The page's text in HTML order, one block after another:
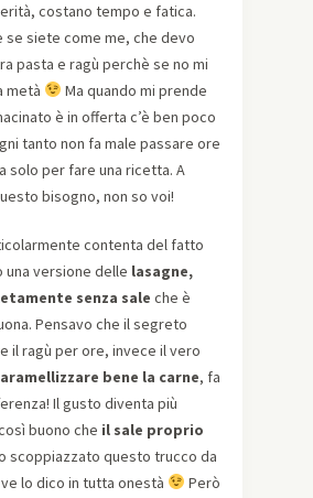
costano tempo e fatica.
se siete come me, che devo
pasta e ragù perchè se no mi
metà
Ma quando mi prende
è in offerta c’è ben poco
tanto non fa male passare ore
solo per fare una ricetta. A
bisogno, non so voi!
contenta del fatto
una versione delle lasagne,
senza sale che è
Pensavo che il segreto
il ragù per ore, invece il vero
bene la carne, fa
Il gusto diventa più
buono che il sale proprio
scoppiazzato questo trucco da
lo dico in tutta onestà
Però